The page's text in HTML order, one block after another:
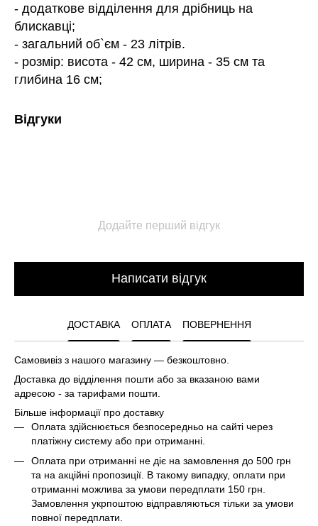
- додаткове відділення для дрібниць на
блискавці;
- загальний об`єм - 23 літрів.
- розмір: висота - 42 см, ширина - 35 см та
глибина 16 см;
Відгуки
Додайте перший відгук
Написати відгук
ДОСТАВКА ОПЛАТА ПОВЕРНЕННЯ
Самовивіз з нашого магазину — безкоштовно.
Доставка до відділення пошти або за вказаною вами
адресою - за тарифами пошти.
Більше інформації про доставку
Оплата здійснюється безпосередньо на сайті через
платіжну систему або при отриманні.
Оплата при отриманні не діє на замовлення до 500 грн
та на акційні пропозиції. В такому випадку, оплати при
отриманні можлива за умови передплати 150 грн.
Замовлення укрпоштою відправляються тільки за умови
повної передплати.